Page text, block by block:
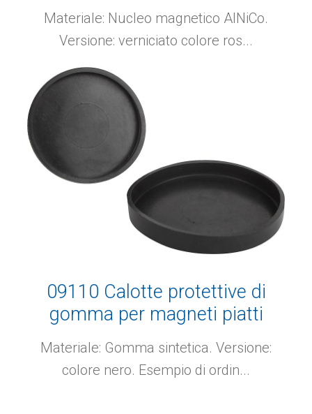
Materiale: Nucleo magnetico AlNiCo.
Versione: verniciato colore ros...
09110 Calotte protettive di
gomma per magneti piatti
Materiale: Gomma sintetica. Versione:
colore nero. Esempio di ordin...